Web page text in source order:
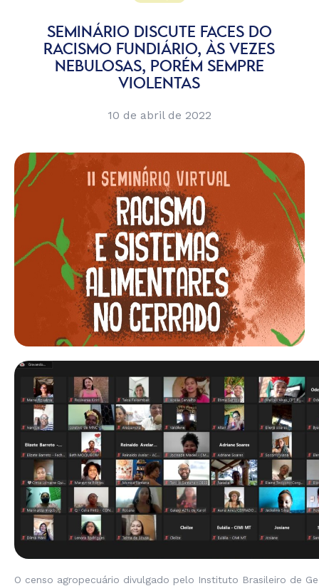
SEMINÁRIO DISCUTE FACES DO
RACISMO FUNDIÁRIO, ÀS VEZES
NEBULOSAS, PORÉM SEMPRE
VIOLENTAS
10 de abril de 2022
O censo agropecuário divulgado pelo Instituto Brasileiro de